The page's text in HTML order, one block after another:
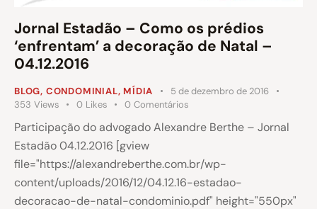
Jornal Estadão – Como os prédios
‘enfrentam’ a decoração de Natal –
04.12.2016
BLOG, CONDOMINIAL, MÍDIA
5 de dezembro de 2016
353 Views 0 Likes 0 Comentários
Participação do advogado Alexandre Berthe – Jornal
Estadão 04.12.2016 [gview
file="https://alexandreberthe.com.br/wp-
content/uploads/2016/12/04.12.16-estadao-
decoracao-de-natal-condominio.pdf" height="550px"